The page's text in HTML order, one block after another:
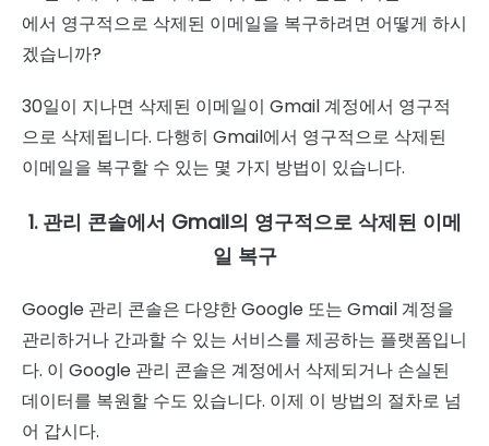
에서 영구적으로 삭제된 이메일을 복구하려면 어떻게 하시
겠습니까?
30일이 지나면 삭제된 이메일이 Gmail 계정에서 영구적
으로 삭제됩니다. 다행히 Gmail에서 영구적으로 삭제된
이메일을 복구할 수 있는 몇 가지 방법이 있습니다.
1. 관리 콘솔에서 Gmail의 영구적으로 삭제된 이메
일 복구
Google 관리 콘솔은 다양한 Google 또는 Gmail 계정을
관리하거나 간과할 수 있는 서비스를 제공하는 플랫폼입니
다. 이 Google 관리 콘솔은 계정에서 삭제되거나 손실된
데이터를 복원할 수도 있습니다. 이제 이 방법의 절차로 넘
어 갑시다.